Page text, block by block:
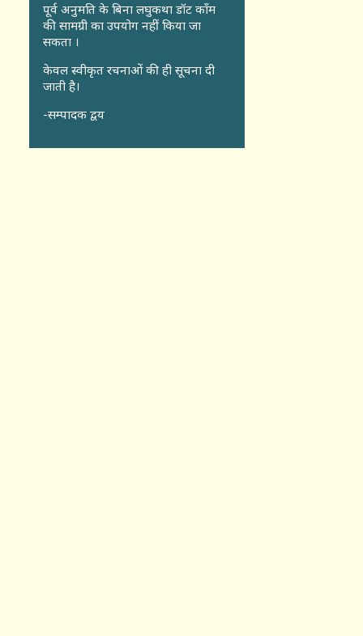
पूर्व अनुमति के बिना लघुकथा डॉट कॉंम
की सामग्री का उपयोग नहीं किया जा
सकता ।
केवल स्वीकृत रचनाओं की ही सूचना दी
जाती है।
-सम्पादक द्वय